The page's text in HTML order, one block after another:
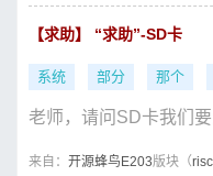
【求助】 “求助”-SD卡
系统 部分 那个
老师，请问SD卡我们
来自： 开源蜂鸟E203版块（